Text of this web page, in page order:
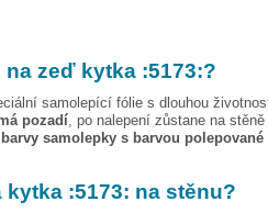
na zeď kytka :5173:?
samolepící fólie s dlouhou
pozadí , po nalepení zůstane na
samolepky s barvou polepované
kytka :5173: na stěnu?